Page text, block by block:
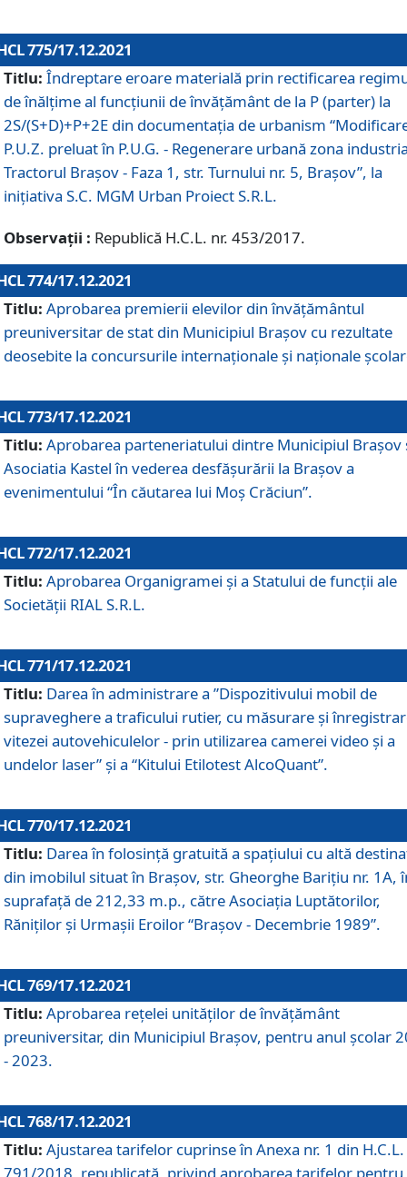
775/17.12.2021
Titlu: Îndreptare eroare materială prin rectificarea
de înălţime al funcţiunii de învăţământ de la P (parter) la
2S/(S+D)+P+2E din documentaţia de urbanism
P.U.Z. preluat în P.U.G. - Regenerare urbană zona
Tractorul Braşov - Faza 1, str. Turnului nr. 5, Braşov”, la
iniţiativa S.C. MGM Urban Proiect S.R.L.
Observații : Republică H.C.L. nr. 453/2017.
774/17.12.2021
Titlu: Aprobarea premierii elevilor din învățământul
preuniversitar de stat din Municipiul Brașov cu rezultate
deosebite la concursurile internaționale și naționale
773/17.12.2021
Titlu: Aprobarea parteneriatului dintre Municipiul Brașov
Asociatia Kastel în vederea desfăşurării la Brașov a
evenimentului “În căutarea lui Moș Crăciun”.
772/17.12.2021
Titlu: Aprobarea Organigramei şi a Statului de funcţii ale
Societăţii RIAL S.R.L.
771/17.12.2021
Titlu: Darea în administrare a ”Dispozitivului mobil de
supraveghere a traficului rutier, cu măsurare și
vitezei autovehiculelor - prin utilizarea camerei video și a
undelor laser” și a “Kitului Etilotest AlcoQuant”.
770/17.12.2021
Titlu: Darea în folosinţă gratuită a spaţiului cu altă
din imobilul situat în Braşov, str. Gheorghe Bariţiu nr. 1A,
suprafaţă de 212,33 m.p., către Asociaţia Luptătorilor,
Răniţilor şi Urmaşii Eroilor “Braşov - Decembrie 1989”.
769/17.12.2021
Titlu: Aprobarea reţelei unităţilor de învăţământ
preuniversitar, din Municipiul Braşov, pentru anul şcolar
- 2023.
768/17.12.2021
Titlu: Ajustarea tarifelor cuprinse în Anexa nr. 1 din H.C.L.